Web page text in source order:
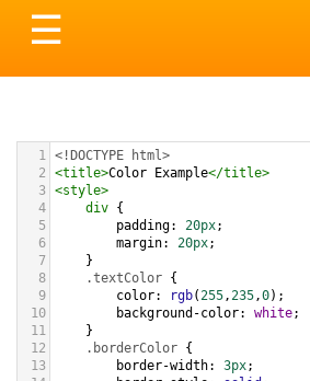
Toggle
navigation
☰
1 <!DOCTYPE html>
2
<title>Color Example</title>
3 <style>
4
div {
5
padding: 20px;
6
margin: 20px;
7
}
8
.textColor {
9
color: rgb(255,235,0);
10
background-color: white;
11
}
12
.borderColor {
13
border-width: 3px;